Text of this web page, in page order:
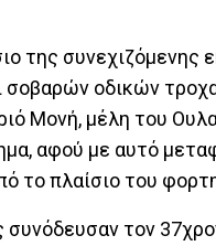
της
σοβαρών οδικών
Μονή, μέλη του
αφού με αυτό
το πλαίσιο του
συνόδευσαν τον